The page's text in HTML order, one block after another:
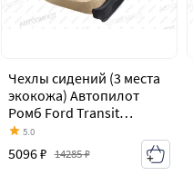
Чехлы сидений (3 места
экокожа) Автопилот
Ромб Ford Transit
цельнометаллический
фургон (2006-2014)
5.0
5096 ₽ 14285 ₽